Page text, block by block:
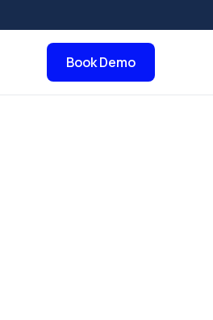
Book Demo